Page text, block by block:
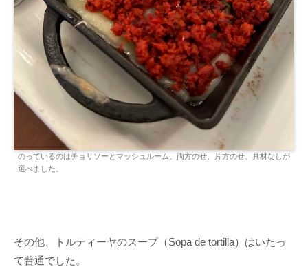
のっているのはチョリソーとマッシュルーム。両方のせ、片方のせ、具材なしが
選べました。
その他、トルティーヤのスープ（Sopa de tortilla）はいたっ
て普通でした。